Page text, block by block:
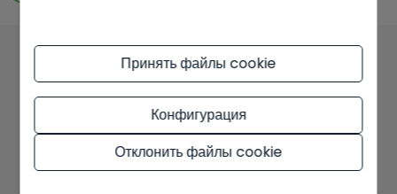
Вам также могут
понравиться эти
свойства
Принять файлы cookie
Конфигурация
Отклонить файлы cookie